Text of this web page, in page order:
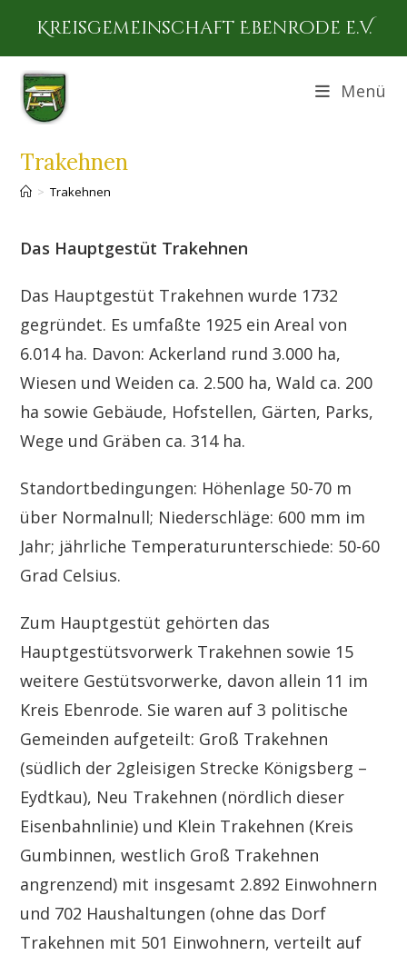
springen
Kreisgemeinschaft Ebenrode e.V.
Menü
Trakehnen
> Trakehnen
Das Hauptgestüt Trakehnen
Das Hauptgestüt Trakehnen wurde 1732
gegründet. Es umfaßte 1925 ein Areal von
6.014 ha. Davon: Ackerland rund 3.000 ha,
Wiesen und Weiden ca. 2.500 ha, Wald ca. 200
ha sowie Gebäude, Hofstellen, Gärten, Parks,
Wege und Gräben ca. 314 ha.
Standortbedingungen: Höhenlage 50-70 m
über Normalnull; Niederschläge: 600 mm im
Jahr; jährliche Temperaturunterschiede: 50-60
Grad Celsius.
Zum Hauptgestüt gehörten das
Hauptgestütsvorwerk Trakehnen sowie 15
weitere Gestütsvorwerke, davon allein 11 im
Kreis Ebenrode. Sie waren auf 3 politische
Gemeinden aufgeteilt: Groß Trakehnen
(südlich der 2gleisigen Strecke Königsberg –
Eydtkau), Neu Trakehnen (nördlich dieser
Eisenbahnlinie) und Klein Trakehnen (Kreis
Gumbinnen, westlich Groß Trakehnen
angrenzend) mit insgesamt 2.892 Einwohnern
und 702 Haushaltungen (ohne das Dorf
Trakehnen mit 501 Einwohnern, verteilt auf